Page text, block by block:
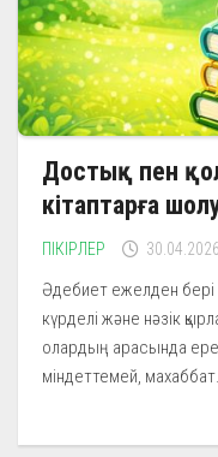
Достық пен
кітаптарға
ПІКІРЛЕР 30.04.2026
Әдебиет ежелден бері
күрделі және нәзік
олардың арасында
міндеттемей,